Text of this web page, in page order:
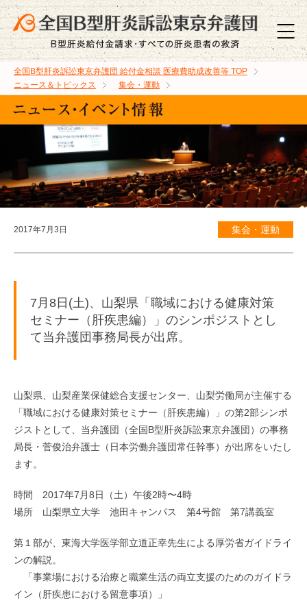
全国B型肝炎訴訟東京弁護団 給付金相談 医療費助成改善等 TOP
ニュース＆トピックス
集会・運動
2017年7月3日 集会・運動
7月8日(土)、山梨県「職域における健康対策
セミナー（肝疾患編）」のシンポジストとし
て当弁護団事務局長が出席。
山梨県、山梨産業保健総合支援センター、山梨労働局が主催する
「職域における健康対策セミナー（肝疾患編）」の第2部シンポ
ジストとして、当弁護団（全国B型肝炎訴訟東京弁護団）の事務
局長・菅俊治弁護士（日本労働弁護団常任幹事）が出席をいたし
ます。
時間 2017年7月8日（土）午後2時〜4時
場所 山梨県立大学 池田キャンパス 第4号館 第7講義室
第１部が、東海大学医学部立道正幸先生による厚労省ガイドライ
ンの解説。
「事業場における治療と職業生活の両立支援のためのガイドラ
イン（肝疾患における留意事項）」